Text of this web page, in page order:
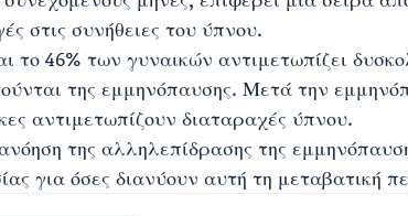
στις συνήθειες του ύπνου.
το 46% των γυναικών αντιμετωπίζει
της εμμηνόπαυσης. Μετά την
αντιμετωπίζουν διαταραχές ύπνου.
της αλληλεπίδρασης της
για όσες διανύουν αυτή τη μεταβατική